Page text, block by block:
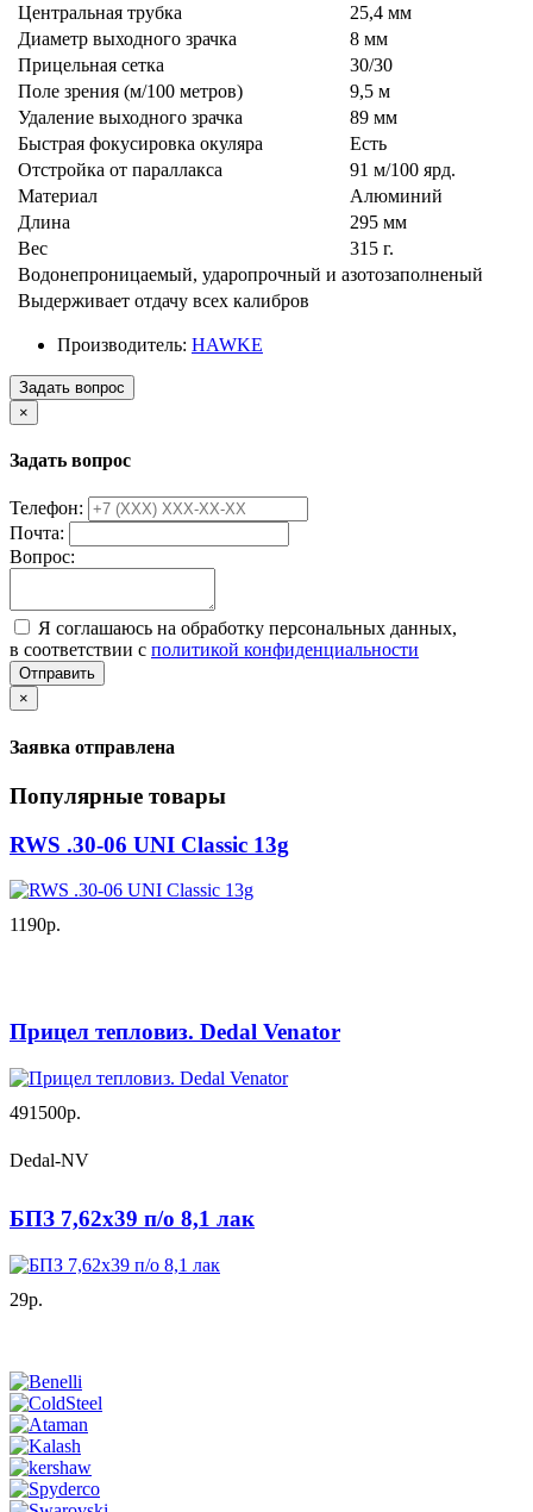
Центральная трубка
25,4 мм
Диаметр выходного зрачка
8 мм
Прицельная сетка
30/30
Поле зрения (м/100 метров)
9,5 м
Удаление выходного зрачка
89 мм
Быстрая фокусировка окуляра
Есть
Отстройка от параллакса
91 м/100 ярд.
Материал
Алюминий
Длина
295 мм
Вес
315 г.
Водонепроницаемый, ударопрочный и азотозаполненый
Выдерживает отдачу всех калибров
Производитель: HAWKE
Задать вопрос
×
Задать вопрос
Телефон:
Почта:
Вопрос:
Я соглашаюсь на обработку персональных данных,
в соответствии с политикой конфиденциальности
Отправить
×
Заявка отправлена
Популярные товары
RWS .30-06 UNI Classic 13g
1190р.
Прицел тепловиз. Dedal Venator
491500р.
Dedal-NV
БПЗ 7,62х39 п/о 8,1 лак
29р.